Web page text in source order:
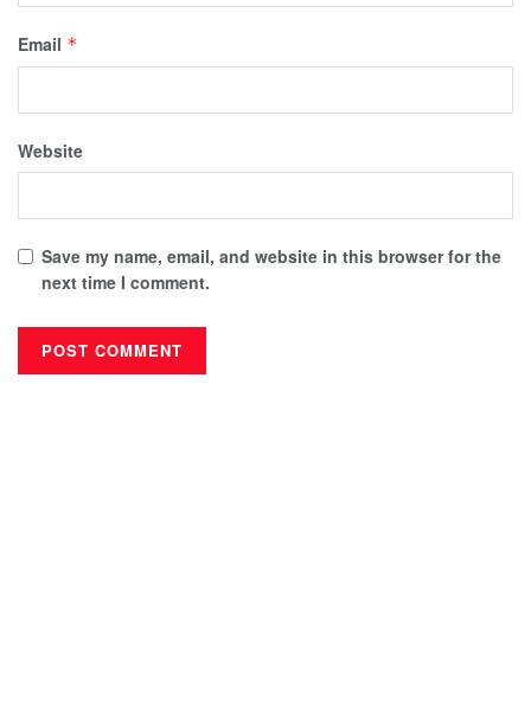
Email *
Website
Save my name, email, and website in this browser for the
next time I comment.